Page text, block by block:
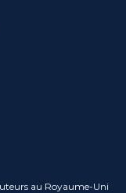
au Royaume-Uni